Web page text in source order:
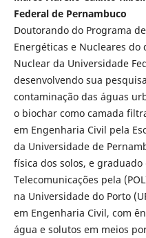
Federal de Pernambuco
Doutorando do Programa
Energéticas e Nucleares
Nuclear da Universidade
desenvolvendo sua
contaminação das águas
o biochar como camada
em Engenharia Civil pela
da Universidade de
física dos solos, e
Telecomunicações pela
na Universidade do Porto
em Engenharia Civil, com
água e solutos em meios